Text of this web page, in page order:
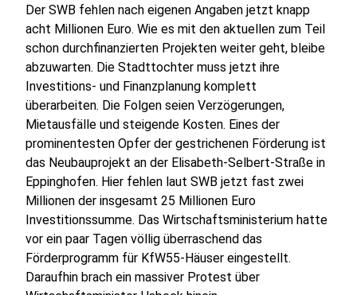
Der SWB fehlen nach eigenen Angaben jetzt knapp
acht Millionen Euro. Wie es mit den aktuellen zum Teil
schon durchfinanzierten Projekten weiter geht, bleibe
abzuwarten. Die Stadttochter muss jetzt ihre
Investitions- und Finanzplanung komplett
überarbeiten. Die Folgen seien Verzögerungen,
Mietausfälle und steigende Kosten. Eines der
prominentesten Opfer der gestrichenen Förderung ist
das Neubauprojekt an der Elisabeth-Selbert-Straße in
Eppinghofen. Hier fehlen laut SWB jetzt fast zwei
Millionen der insgesamt 25 Millionen Euro
Investitionssumme. Das Wirtschaftsministerium hatte
vor ein paar Tagen völlig überraschend das
Förderprogramm für KfW55-Häuser eingestellt.
Daraufhin brach ein massiver Protest über